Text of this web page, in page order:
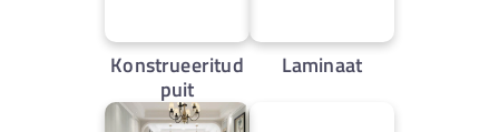
Konstrueeritud
puit
Laminaat